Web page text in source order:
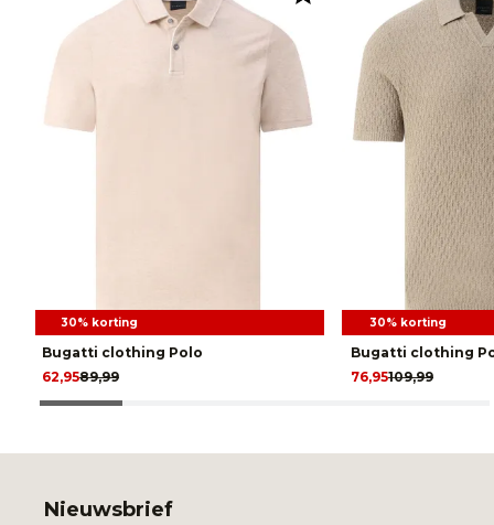
30% korting
Bugatti clothing Polo
89,99
62,95
30% korting
Bugatti clothing
109,99
76,95
Nieuwsbrief